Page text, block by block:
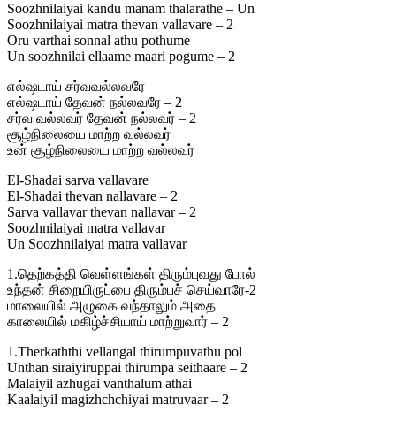
Soozhnilaiyai kandu manam thalarathe – Un
Soozhnilaiyai matra thevan vallavare – 2
Oru varthai sonnal athu pothume
Un soozhnilai ellaame maari pogume – 2
எல்ஷடாய் சர்வவல்லவரே
எல்ஷடாய் தேவன் நல்லவரே – 2
சர்வ வல்லவர் தேவன் நல்லவர் – 2
சூழ்நிலையை மாற்ற வல்லவர்
உன் சூழ்நிலையை மாற்ற வல்லவர்
El-Shadai sarva vallavare
El-Shadai thevan nallavare – 2
Sarva vallavar thevan nallavar – 2
Soozhnilaiyai matra vallavar
Un Soozhnilaiyai matra vallavar
1.தெற்கத்தி வெள்ளங்கள் திரும்புவது போல்
உந்தன் சிறையிருப்பை திரும்பச் செய்வாரே-2
மாலையில் அழுகை வந்தாலும் அதை
காலையில் மகிழ்ச்சியாய் மாற்றுவார் – 2
1.Therkaththi vellangal thirumpuvathu pol
Unthan siraiyiruppai thirumpa seithaare – 2
Malaiyil azhugai vanthalum athai
Kaalaiyil magizhchchiyai matruvaar – 2